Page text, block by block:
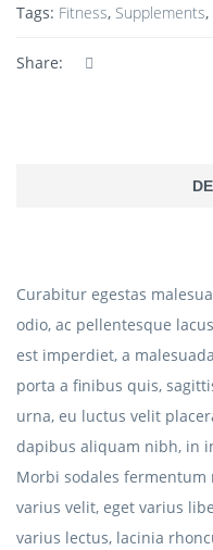
Tags: Fitness, Supplements,
Share:
Curabitur egestas
odio, ac pellentesque
est imperdiet, a
porta a finibus quis,
urna, eu luctus velit
dapibus aliquam nibh, in
Morbi sodales
varius velit, eget varius
varius lectus, lacinia